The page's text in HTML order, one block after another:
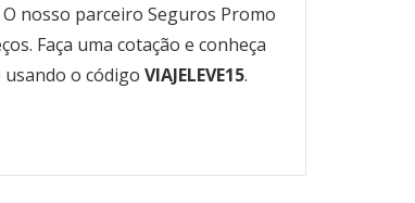
nosso parceiro Seguros Promo
Faça uma cotação e conheça
o código VIAJELEVE15.